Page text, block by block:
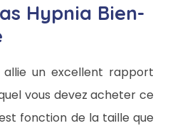
Hypnia Bien-
allie un excellent rapport
vous devez acheter ce
fonction de la taille que